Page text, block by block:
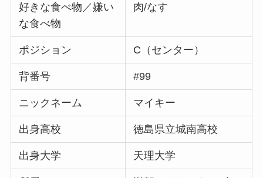
好きな食べ物／嫌い
な食べ物
肉/なす
ポジション C（センター）
背番号 #99
ニックネーム マイキー
出身高校 徳島県立城南高校
出身大学 天理大学